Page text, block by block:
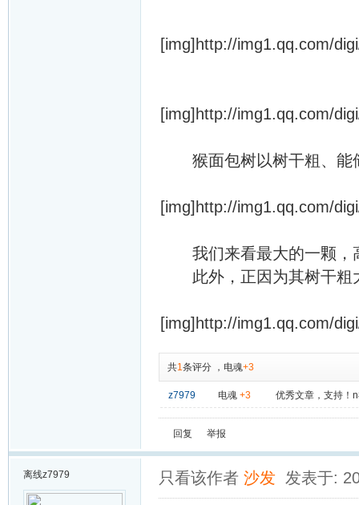
[img]http://img1.qq.com/
[img]http://img1.qq.com/
猴面包树以树干粗、能
[img]http://img1.qq.com/
我们来看最大的一颗，
此外，正因为其树干粗
[img]http://img1.qq.com/
共1条评分 ， 电魂+3
z7979 电魂 +3 优秀文章，支持！
回复 举报
离线z7979 只看该作者 沙发 发表于: